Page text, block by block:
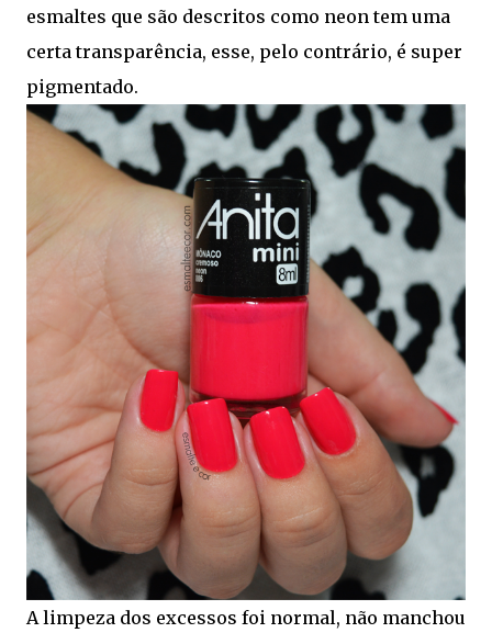
esmaltes que são descritos como neon tem uma
certa transparência, esse, pelo contrário, é super
pigmentado.
A limpeza dos excessos foi normal, não manchou